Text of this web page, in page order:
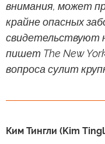
внимания, может
крайне опасных
свидетельствуют
пишет The New
вопроса сулит
Ким Тингли (Kim